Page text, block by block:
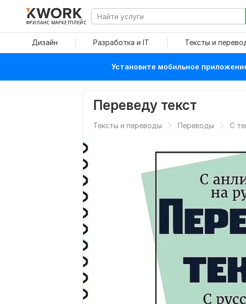
ФРИЛАНС МАРКЕТПЛЕЙС
Дизайн Разработка и IT Тексты и
Установите мобильное
Переведу текст
Тексты и переводы Переводы С